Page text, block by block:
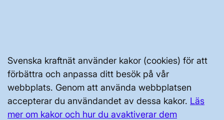
Svenska kraftnät använder kakor (cookies) för att
förbättra och anpassa ditt besök på vår
webbplats. Genom att använda webbplatsen
accepterar du användandet av dessa kakor. Läs
mer om kakor och hur du avaktiverar dem
GENVÄGAR
Kontakta oss